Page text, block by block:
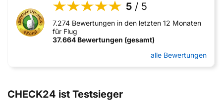
5 / 5
7.274 Bewertungen in den letzten 12 Monaten
für Flug
37.664 Bewertungen (gesamt)
alle Bewertungen
CHECK24 ist Testsieger